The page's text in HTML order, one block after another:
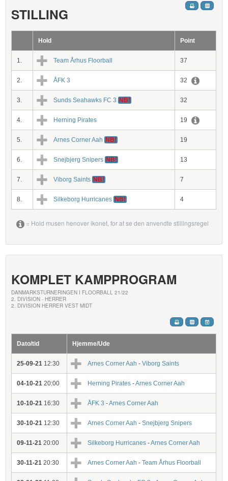
STILLING
Hold Point
1. Team Århus Floorball 37
2. ÅFK 3 32
3. Sunds Seahawks FC 3 NB! 32
4. Herning Pirates 19
5. Arnes Corner Aah NB! 19
6. Snejbjerg Snipers NB! 13
7. Viborg Saints NB! 7
8. Silkeborg Hurricanes NB! 4
= Hold musen henover ikonet, for at se den anvendte stillingsregel
KOMPLET KAMPPROGRAM
DANMARKSTURNERINGEN I FLOORBALL 21/22
2. DIVISION - HERRER
2. DIVISION HERRER VEST MIDT
Dato/tid Hjemme/Ude
25-09-21 12:30 Arnes Corner Aah -Viborg Saints
04-10-21 20:00 Herning Pirates-Arnes Corner Aah
10-10-21 16:30 ÅFK 3-Arnes Corner Aah
30-10-21 12:30 Arnes Corner Aah -Snejbjerg Snipers
09-11-21 20:00 Silkeborg Hurricanes -Arnes Corner Aah
30-11-21 20:30 Arnes Corner Aah -Team Århus Floorball